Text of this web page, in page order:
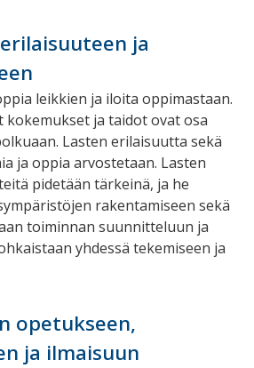
ja
leikkien ja iloita oppimastaan.
kokemukset ja taidot ovat osa
Lasten erilaisuutta sekä
ja oppia arvostetaan. Lasten
pidetään tärkeinä, ja he
rakentamiseen sekä
toiminnan suunnitteluun ja
yhdessä tekemiseen ja
opetukseen,
ja ilmaisuun